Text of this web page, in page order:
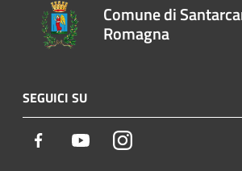
Comune di
Romagna
SEGUICI SU
Facebook YoutubeInstagram